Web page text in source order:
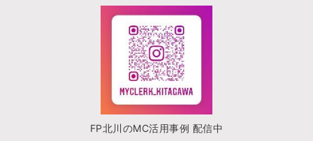
FP北川のMC活用事例 配信中